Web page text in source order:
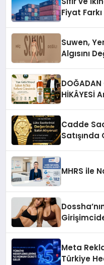
Fiyat
Suwen,
Algısını
DOĞADAN
HİKÂYESİ
Cadde
MHRS ile
Meta
Türkiye